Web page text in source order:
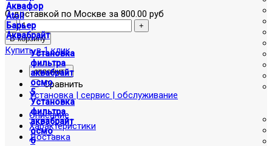
Аквафор
Atoll
Барьер
Аквабрайт
Установка
фильтра
аквабрайт
осмо
5
Установка
фильтра
аквабрайт
осмо
6
С доставкой по Москве за 800.00 руб
Купить в 1 клик
отложить
Сравнить
Установка | сервис | обслуживание
Описание
Характеристики
Доставка